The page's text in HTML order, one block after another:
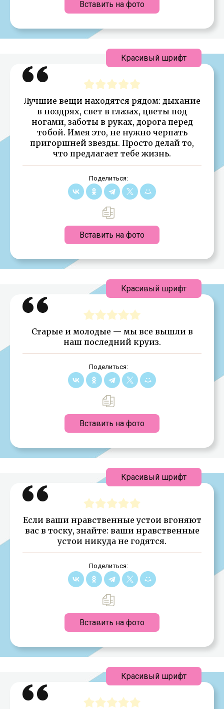
Вставить на фото
Лучшие вещи находятся рядом: дыхание
в ноздрях, свет в глазах, цветы под
ногами, заботы в руках, дорога перед
тобой. Имея это, не нужно черпать
пригоршней звезды. Просто делай то,
что предлагает тебе жизнь.
Поделиться:
Вставить на фото
Красивый шрифт
Старые и молодые — мы все вышли в
наш последний круиз.
Поделиться:
Вставить на фото
Красивый шрифт
Если ваши нравственные устои вгоняют
вас в тоску, знайте: ваши нравственные
устои никуда не годятся.
Поделиться:
Вставить на фото
Красивый шрифт
Красивый шрифт